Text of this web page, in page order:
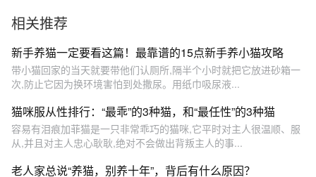
相关推荐
新手养猫一定要看这篇！最靠谱的15点新手养小猫攻略
带小猫回家的当天就要带他们认厕所,隔半个小时就把它放进砂箱一
次,防止它因为换环境害怕到处撒尿。用纸巾吸尿液...
猫咪服从性排行：“最乖”的3种猫，和“最任性”的3种猫
容易有泪痕加菲猫是一只非常乖巧的猫咪,它平时对主人很温顺、服
从,并且对主人忠心耿耿,绝对不会做出背叛主人的事...
老人家总说“养猫，别养十年”，背后有什么原因？